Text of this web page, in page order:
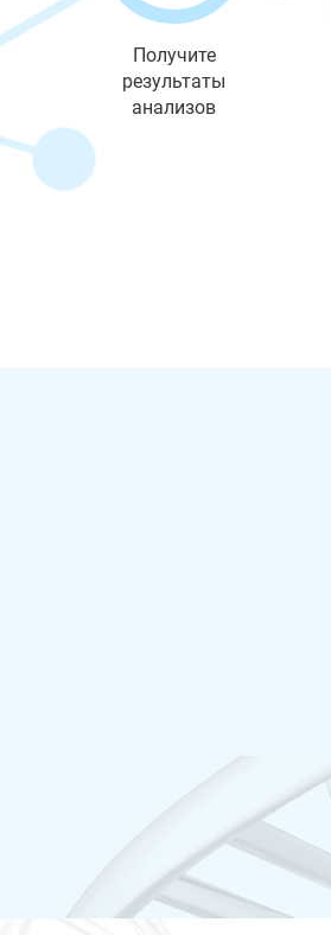
Получите
результаты
анализов